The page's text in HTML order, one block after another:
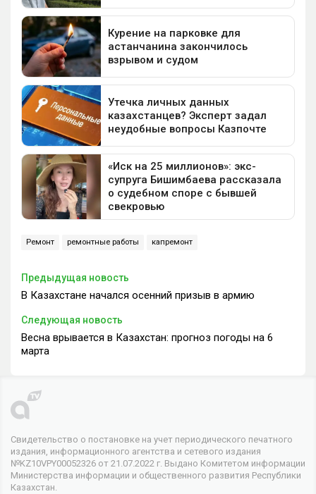
Ремонт ремонтные работы капремонт
Предыдущая новость
В Казахстане начался осенний призыв в армию
Следующая новость
Весна врывается в Казахстан: прогноз погоды на 6
марта
Свидетельство о постановке на учет периодического печатного
издания, информационного агентства и сетевого издания
№KZ10VPY00052326 от 21.07.2022 г. Выдано Комитетом информации
Министерства информации и общественного развития Республики
Казахстан.